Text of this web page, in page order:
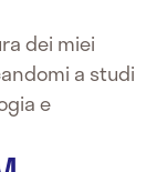
dei miei
a studi
e